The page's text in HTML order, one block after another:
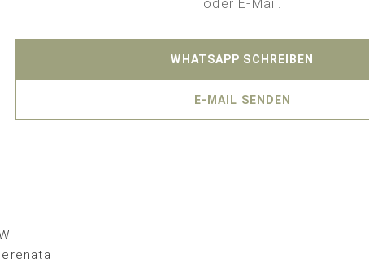
oder E-Mail.
WHATSAPP SCHREIBEN
E-MAIL SENDEN